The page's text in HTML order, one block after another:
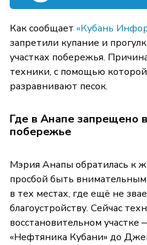
Как сообщает «Кубань
запретили купание и
участках побережья.
техники, с помощью
разравнивают песок.
Где в Анапе запрещено
побережье
Мэрия Анапы обратилась к
просбой быть
в тех местах, где ещё не
благоустройству. Сейчас
восстановительном
«Нефтяника Кубани» до